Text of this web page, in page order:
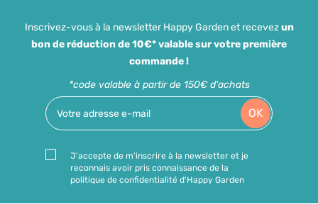
Inscrivez-vous à la newsletter Happy Garden et recevezun
bon de réduction de 10€* valable sur votre première
commande !
*code valable à partir de 150€ d'achats
OK
J'accepte de m'inscrire à la newsletter et je
reconnais avoir pris connaissance de la
politique de confidentialité d'Happy Garden